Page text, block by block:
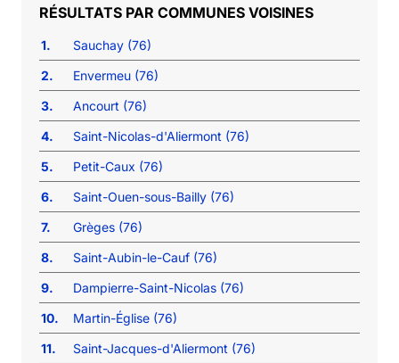
COMMUNES VOISINES
1.
Sauchay (76)
2.
Envermeu (76)
3.
Ancourt (76)
4.
Saint-Nicolas-d'Aliermont (76)
5.
Petit-Caux (76)
6.
Saint-Ouen-sous-Bailly (76)
7.
Grèges (76)
8.
Saint-Aubin-le-Cauf (76)
9.
Dampierre-Saint-Nicolas (76)
10.
Martin-Église (76)
11.
Saint-Jacques-d'Aliermont (76)